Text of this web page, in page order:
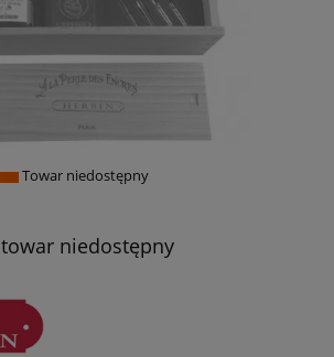
Towar niedostępny
towar niedostępny